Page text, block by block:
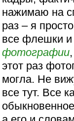
нажимаю на
раз – я
все флешки и
фотографии
этот раз
могла. Не
все тут. Все